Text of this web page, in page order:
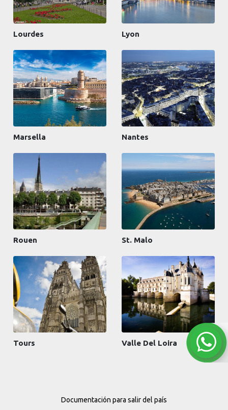
Lourdes Lyon
Marsella Nantes
Rouen St. Malo
Tours Valle Del Loira
Documentación para salir del país